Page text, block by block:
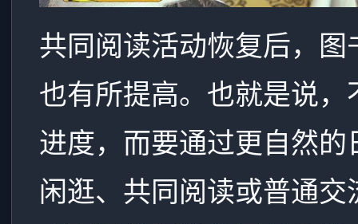
共同阅读活动恢复后，
也有所提高。也就是说
进度，而要通过更自然
闲逛、共同阅读或普通